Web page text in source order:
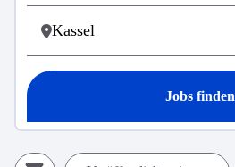
Jobs finden